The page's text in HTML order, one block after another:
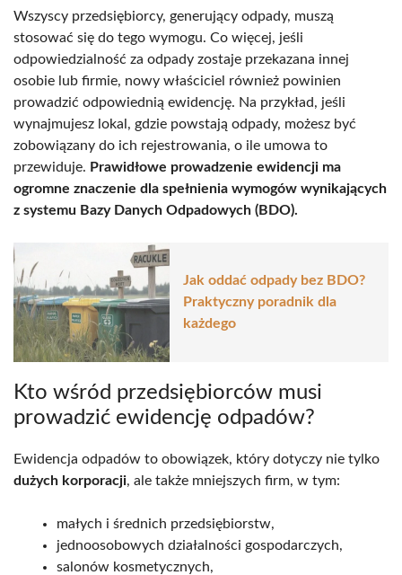
Wszyscy przedsiębiorcy, generujący odpady, muszą
stosować się do tego wymogu. Co więcej, jeśli
odpowiedzialność za odpady zostaje przekazana innej
osobie lub firmie, nowy właściciel również powinien
prowadzić odpowiednią ewidencję. Na przykład, jeśli
wynajmujesz lokal, gdzie powstają odpady, możesz być
zobowiązany do ich rejestrowania, o ile umowa to
przewiduje. Prawidłowe prowadzenie ewidencji ma
ogromne znaczenie dla spełnienia wymogów wynikających
z systemu Bazy Danych Odpadowych (BDO).
Jak oddać odpady bez BDO?
Praktyczny poradnik dla
każdego
Kto wśród przedsiębiorców musi
prowadzić ewidencję odpadów?
Ewidencja odpadów to obowiązek, który dotyczy nie tylko
dużych korporacji, ale także mniejszych firm, w tym:
małych i średnich przedsiębiorstw,
jednoosobowych działalności gospodarczych,
salonów kosmetycznych,